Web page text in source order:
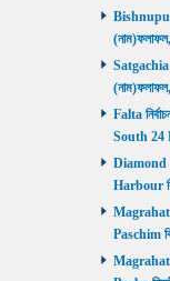
Bishnupur
Satgachia
Falta
South 24
Diamond
Harbour
Magrahat
Paschim
Magrahat